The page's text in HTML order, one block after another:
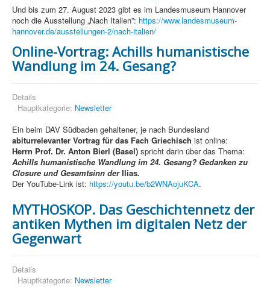
Und bis zum 27. August 2023 gibt es im Landesmuseum Hannover
noch die Ausstellung „Nach Italien”: https://www.landesmuseum-
hannover.de/ausstellungen-2/nach-italien/
Online-Vortrag: Achills humanistische
Wandlung im 24. Gesang?
Details
Hauptkategorie: Newsletter
Ein beim DAV Südbaden gehaltener, je nach Bundesland
abiturrelevanter Vortrag für das Fach Griechisch ist online:
Herrn Prof. Dr. Anton Bierl (Basel) spricht darin über das Thema:
Achills humanistische Wandlung im 24. Gesang? Gedanken zu
Closure und Gesamtsinn derIlias.
Der YouTube-Link ist: https://youtu.be/b2WNAojuKCA.
MYTHOSKOP. Das Geschichtennetz der
antiken Mythen im digitalen Netz der
Gegenwart
Details
Hauptkategorie: Newsletter